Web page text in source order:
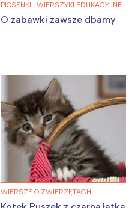
PIOSENKI I WIERSZYKI EDUKACYJNE
O zabawki zawsze dbamy
WIERSZE O ZWIERZĘTACH